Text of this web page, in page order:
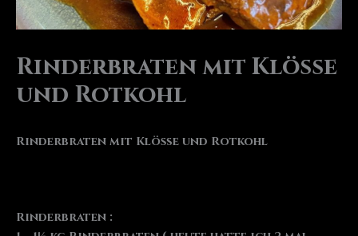
Rinderbraten mit Klöße
und Rotkohl
Rinderbraten mit Klöße und Rotkohl
Rinderbraten :